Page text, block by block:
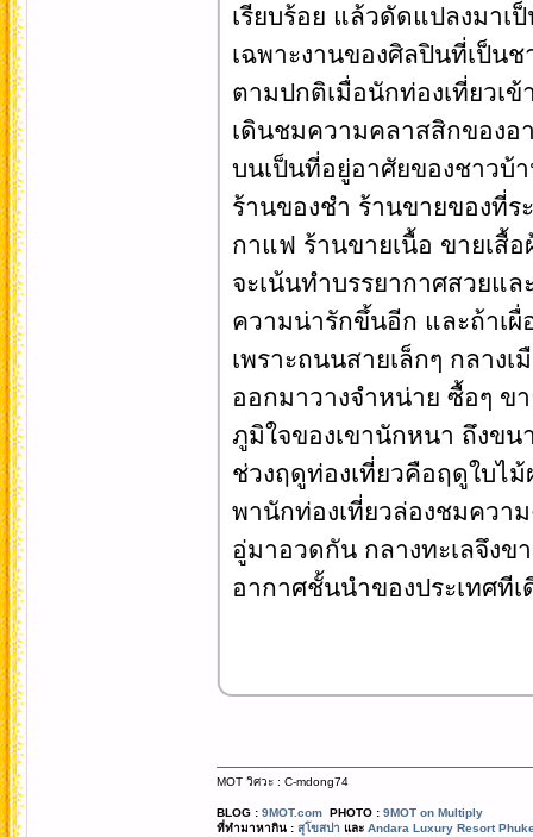
เรียบร้อย แล้วดัดแปลงมาเ
เฉพาะงานของศิลปินที่เป็น
ตามปกติเมื่อนักท่องเที่ยวเ
เดินชมความคลาสสิกของอ
บนเป็นที่อยู่อาศัยของชาวบ้
ร้านของชำ ร้านขายของที่
กาแฟ ร้านขายเนื้อ ขายเสื้
จะเน้นทำบรรยากาศสวยแ
ความน่ารักขึ้นอีก และถ้าเ
เพราะถนนสายเล็กๆ กลาง
ออกมาวางจำหน่าย ซื้อๆ ข
ภูมิใจของเขานักหนา ถึงขน
ช่วงฤดูท่องเที่ยวคือฤดูใบไ
พานักท่องเที่ยวล่องชมความ
อู่มาอวดกัน กลางทะเลจึงข
อากาศชั้นนำของประเทศทีเ
MOT วิศวะ : C-mdong74
BLOG : 9MOT.comPHOTO : 9MOT on Multiply
ที่ทำมาหากิน : สุโขสปา และ Andara Luxury Resort